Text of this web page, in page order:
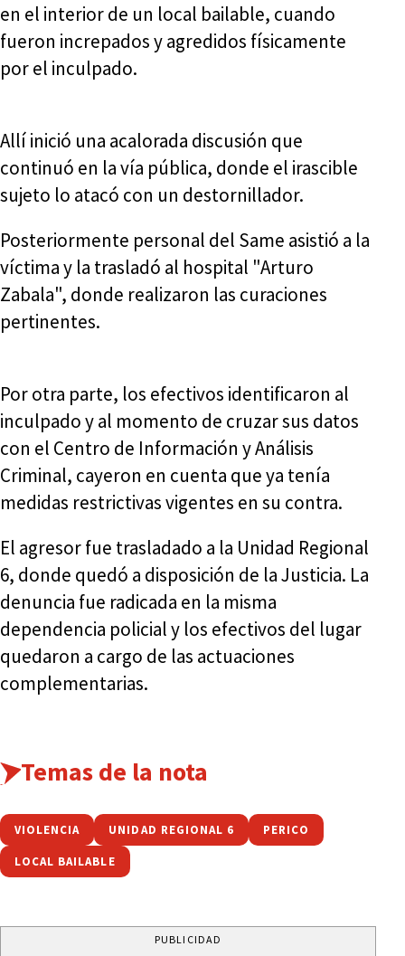
en el interior de un local bailable, cuando
fueron increpados y agredidos físicamente
por el inculpado.
Allí inició una acalorada discusión que
continuó en la vía pública, donde el irascible
sujeto lo atacó con un destornillador.
Posteriormente personal del Same asistió a la
víctima y la trasladó al hospital "Arturo
Zabala", donde realizaron las curaciones
pertinentes.
Por otra parte, los efectivos identificaron al
inculpado y al momento de cruzar sus datos
con el Centro de Información y Análisis
Criminal, cayeron en cuenta que ya tenía
medidas restrictivas vigentes en su contra.
El agresor fue trasladado a la Unidad Regional
6, donde quedó a disposición de la Justicia. La
denuncia fue radicada en la misma
dependencia policial y los efectivos del lugar
quedaron a cargo de las actuaciones
complementarias.
Temas de la nota
VIOLENCIA UNIDAD REGIONAL 6 PERICO
LOCAL BAILABLE
PUBLICIDAD